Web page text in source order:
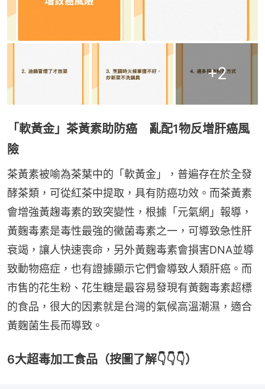
+2
「軟黃金」茶黃素助防癌 亂配1物反增肝癌風
險
茶黃素被喻為茶葉中的「軟黃金」，普遍存在於全發
酵茶類，可從紅茶中提取，具有防癌功效。而茶黃素
會增強黃趜毒素的致突變性，根據「元氣網」報導，
黃麴毒素是毒性最強的黴菌毒素之一，可導致急性肝
衰竭，讓人快速喪命，另外黃麴毒素會損害DNA並導
致動物癌症，也有證據顯示它們會導致人類肝癌。而
市售的花生粉、花生糖是最容易發現有黃麴毒素超標
的食品，很大的因素就是台灣的氣候高溫潮濕，適合
黃麴菌生長而導致。
6大超毒加工食品（按圖了解👇👇👇）